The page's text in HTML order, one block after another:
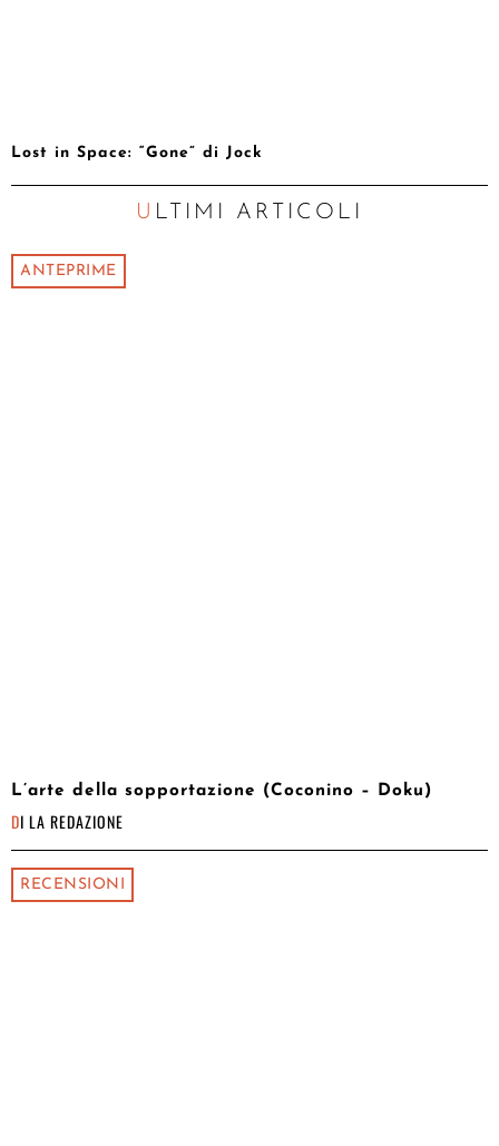
Lost in Space: “Gone” di Jock
ULTIMI ARTICOLI
ANTEPRIME
L’arte della sopportazione (Coconino – Doku)
DI LA REDAZIONE
RECENSIONI